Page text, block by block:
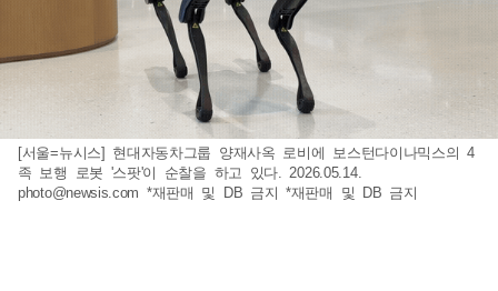
[서울=뉴시스] 현대자동차그룹 양재사옥 로비에 보스턴다이나믹스의 4
족 보행 로봇 '스팟'이 순찰을 하고 있다. 2026.05.14.
photo@newsis.com *재판매 및 DB 금지 *재판매 및 DB 금지